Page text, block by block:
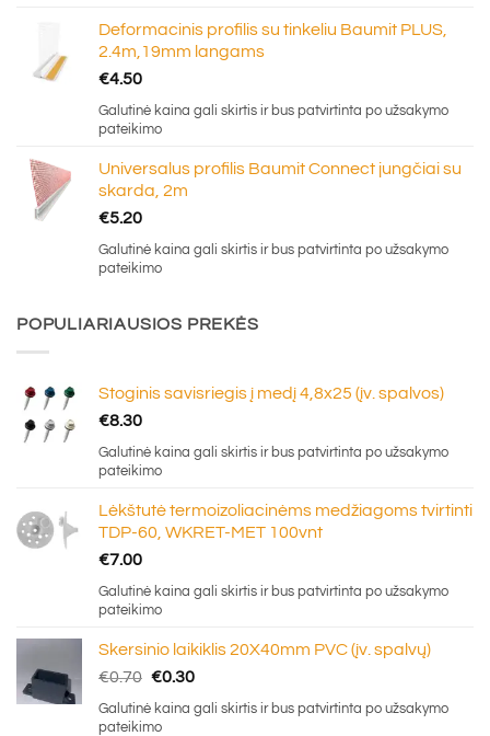
Deformacinis profilis su tinkeliu Baumit PLUS,
2.4m,19mm langams
€4.50
Galutinė kaina gali skirtis ir bus patvirtinta po užsakymo
pateikimo
Universalus profilis Baumit Connect jungčiai su
skarda, 2m
€5.20
Galutinė kaina gali skirtis ir bus patvirtinta po užsakymo
pateikimo
POPULIARIAUSIOS PREKĖS
Stoginis savisriegis į medį 4,8x25 (įv. spalvos)
€8.30
Galutinė kaina gali skirtis ir bus patvirtinta po užsakymo
pateikimo
Lėkštutė termoizoliacinėms medžiagoms tvirtinti
TDP-60, WKRET-MET 100vnt
€7.00
Galutinė kaina gali skirtis ir bus patvirtinta po užsakymo
pateikimo
Skersinio laikiklis 20X40mm PVC (įv. spalvų)
€0.70 Original
price
was:
€0.30Current
price
is:
Galutinė kaina gali skirtis ir bus patvirtinta po užsakymo
pateikimo